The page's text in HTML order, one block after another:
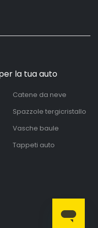
la tua auto
Catene da neve
Spazzole tergicristallo
Vasche baule
Tappeti auto